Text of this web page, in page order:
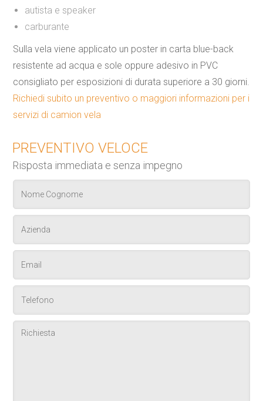
autista e speaker
carburante
Sulla vela viene applicato un poster in carta blue-back
resistente ad acqua e sole oppure adesivo in PVC
consigliato per esposizioni di durata superiore a 30 giorni.
Richiedi subito un preventivo o maggiori informazioni per i
servizi di camion vela
PREVENTIVO VELOCE
Risposta immediata e senza impegno